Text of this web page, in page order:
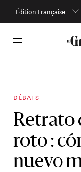
Édition Française
DÉBATS
Retrato
roto :
nuevo